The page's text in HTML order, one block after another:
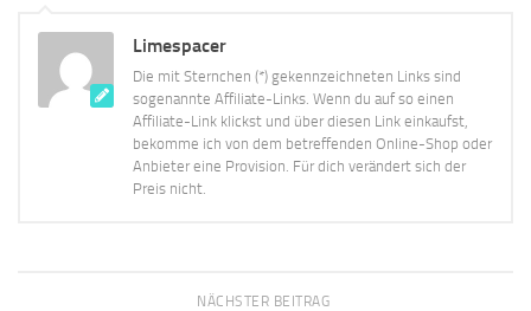
Limespacer
Die mit Sternchen (*) gekennzeichneten Links sind
sogenannte Affiliate-Links. Wenn du auf so einen
Affiliate-Link klickst und über diesen Link einkaufst,
bekomme ich von dem betreffenden Online-Shop oder
Anbieter eine Provision. Für dich verändert sich der
Preis nicht.
NÄCHSTER BEITRAG